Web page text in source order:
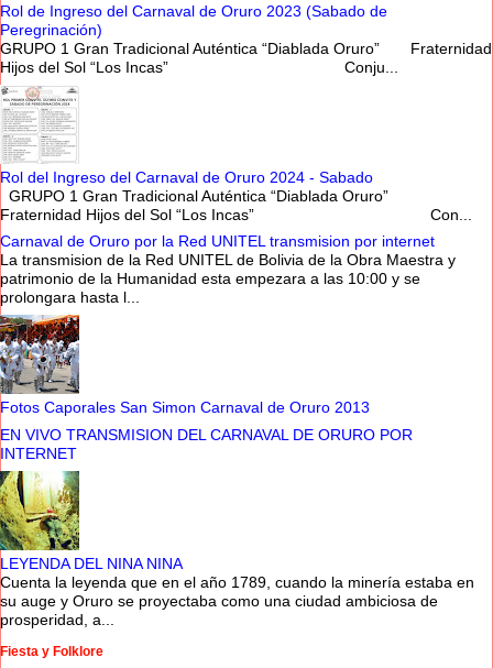
Rol de Ingreso del Carnaval de Oruro 2023 (Sabado de
Peregrinación)
GRUPO 1 Gran Tradicional Auténtica “Diablada Oruro” Fraternidad
Hijos del Sol “Los Incas” Conju...
Rol del Ingreso del Carnaval de Oruro 2024 - Sabado
GRUPO 1 Gran Tradicional Auténtica “Diablada Oruro”
Fraternidad Hijos del Sol “Los Incas” Con...
Carnaval de Oruro por la Red UNITEL transmision por internet
La transmision de la Red UNITEL de Bolivia de la Obra Maestra y
patrimonio de la Humanidad esta empezara a las 10:00 y se
prolongara hasta l...
Fotos Caporales San Simon Carnaval de Oruro 2013
EN VIVO TRANSMISION DEL CARNAVAL DE ORURO POR
INTERNET
LEYENDA DEL NINA NINA
Cuenta la leyenda que en el año 1789, cuando la minería estaba en
su auge y Oruro se proyectaba como una ciudad ambiciosa de
prosperidad, a...
Fiesta y Folklore